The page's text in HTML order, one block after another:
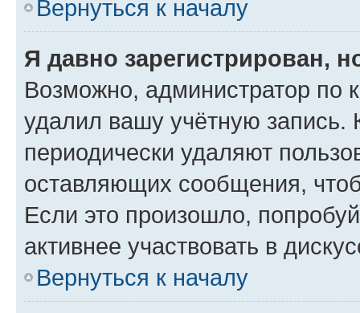
Вернуться к началу
Я давно зарегистрирован,
Возможно, администратор по
удалил вашу учётную запись.
периодически удаляют
оставляющих сообщения,
Если это произошло,
активнее участвовать в
Вернуться к началу